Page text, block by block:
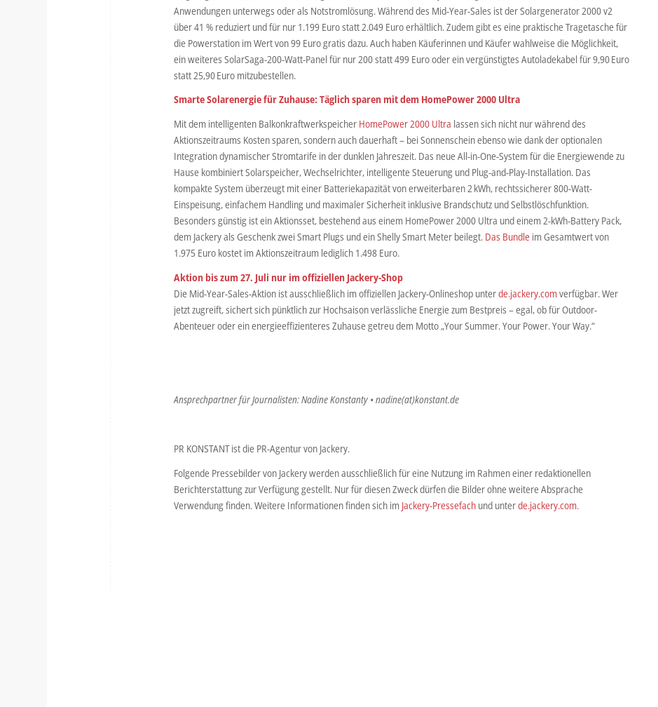
Anwendungen unterwegs oder als Notstromlösung. Während des Mid-Year-Sales ist der Solargenerator 2000 v2
über 41 % reduziert und für nur 1.199 Euro statt 2.049 Euro erhältlich. Zudem gibt es eine praktische Tragetasche für
die Powerstation im Wert von 99 Euro gratis dazu. Auch haben Käuferinnen und Käufer wahlweise die Möglichkeit,
ein weiteres SolarSaga-200-Watt-Panel für nur 200 statt 499 Euro oder ein vergünstigtes Autoladekabel für 9,90 Euro
statt 25,90 Euro mitzubestellen.
Smarte Solarenergie für Zuhause: Täglich sparen mit dem HomePower 2000 Ultra
Mit dem intelligenten Balkonkraftwerkspeicher HomePower 2000 Ultra lassen sich nicht nur während des
Aktionszeitraums Kosten sparen, sondern auch dauerhaft – bei Sonnenschein ebenso wie dank der optionalen
Integration dynamischer Stromtarife in der dunklen Jahreszeit. Das neue All-in-One-System für die Energiewende zu
Hause kombiniert Solarspeicher, Wechselrichter, intelligente Steuerung und Plug-and-Play-Installation. Das
kompakte System überzeugt mit einer Batteriekapazität von erweiterbaren 2 kWh, rechtssicherer 800-Watt-
Einspeisung, einfachem Handling und maximaler Sicherheit inklusive Brandschutz und Selbstlöschfunktion.
Besonders günstig ist ein Aktionsset, bestehend aus einem HomePower 2000 Ultra und einem 2-kWh-Battery Pack,
dem Jackery als Geschenk zwei Smart Plugs und ein Shelly Smart Meter beilegt. Das Bundle im Gesamtwert von
1.975 Euro kostet im Aktionszeitraum lediglich 1.498 Euro.
Aktion bis zum 27. Juli nur im offiziellen Jackery-Shop
Die Mid-Year-Sales-Aktion ist ausschließlich im offiziellen Jackery-Onlineshop unterde.jackery.comverfügbar. Wer
jetzt zugreift, sichert sich pünktlich zur Hochsaison verlässliche Energie zum Bestpreis – egal, ob für Outdoor-
Abenteuer oder ein energieeffizienteres Zuhause getreu dem Motto „Your Summer. Your Power. Your Way.“
Ansprechpartner für Journalisten: Nadine Konstanty • nadine(at)konstant.de
PR KONSTANT ist die PR-Agentur von Jackery.
Folgende Pressebilder von Jackery werden ausschließlich für eine Nutzung im Rahmen einer redaktionellen
Berichterstattung zur Verfügung gestellt. Nur für diesen Zweck dürfen die Bilder ohne weitere Absprache
Verwendung finden. Weitere Informationen finden sich im Jackery-Pressefach und unterde.jackery.com.